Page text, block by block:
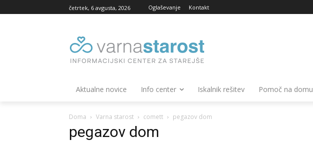
četrtek, 6 avgusta, 2026 Oglaševanje Kontakt
Aktualne novice Info center Iskalnik rešitev Pomoč na domu
Doma Varna starost comett pegazov dom
pegazov dom